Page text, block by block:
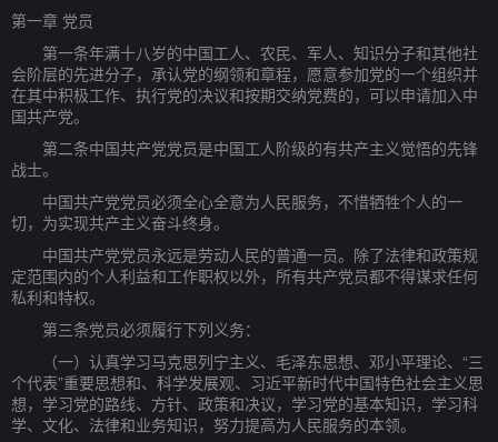
第一章 党员
第一条年满十八岁的中国工人、农民、军人、知识分子和其他社
会阶层的先进分子，承认党的纲领和章程，愿意参加党的一个组织并
在其中积极工作、执行党的决议和按期交纳党费的，可以申请加入中
国共产党。
第二条中国共产党党员是中国工人阶级的有共产主义觉悟的先锋
战士。
中国共产党党员必须全心全意为人民服务，不惜牺牲个人的一
切，为实现共产主义奋斗终身。
中国共产党党员永远是劳动人民的普通一员。除了法律和政策规
定范围内的个人利益和工作职权以外，所有共产党员都不得谋求任何
私利和特权。
第三条党员必须履行下列义务：
（一）认真学习马克思列宁主义、毛泽东思想、邓小平理论、“三
个代表”重要思想和、科学发展观、习近平新时代中国特色社会主义思
想，学习党的路线、方针、政策和决议，学习党的基本知识，学习科
学、文化、法律和业务知识，努力提高为人民服务的本领。